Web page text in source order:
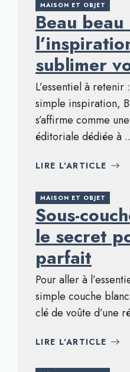
MAISON ET OBJET
Beau
sublimer
L’essentiel à retenir
simple inspiration,
s’affirme comme
éditoriale dédiée à
LIRE L'ARTICLE
MAISON ET OBJET
Sous-
le secret
parfait
Pour aller à
simple couche
clé de voûte d’une
LIRE L'ARTICLE